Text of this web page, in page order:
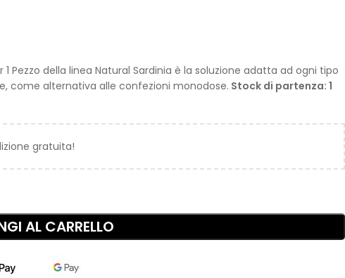
Pezzo della linea Natural Sardinia è la soluzione adatta ad ogni tipo
come alternativa alle confezioni monodose. Stock di partenza: 1
gratuita!
AL CARRELLO